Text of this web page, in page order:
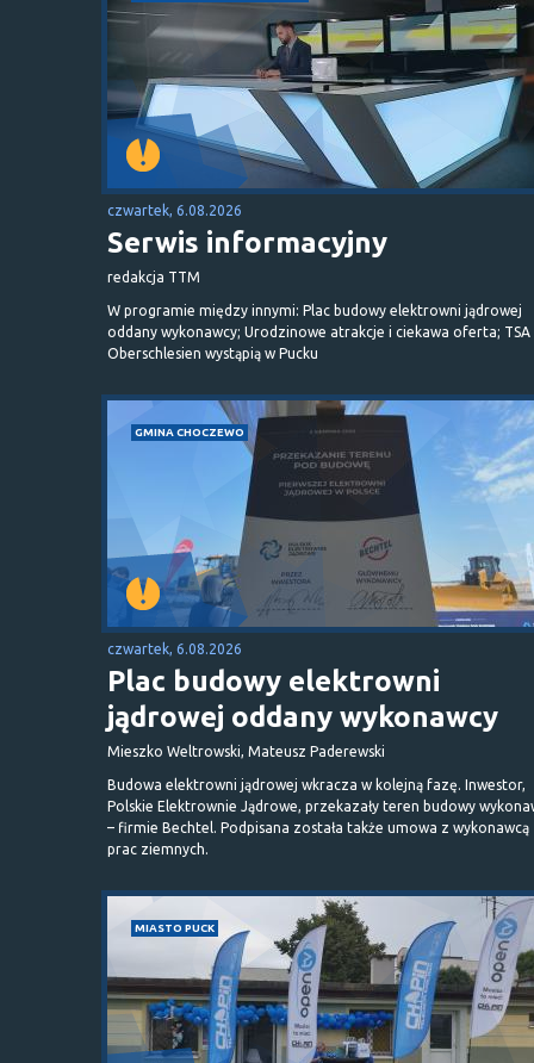
czwartek, 6.08.2026
Serwis informacyjny
redakcja TTM
W programie między innymi: Plac budowy elektrowni jądrowej
oddany wykonawcy; Urodzinowe atrakcje i ciekawa oferta; TSA
Oberschlesien wystąpią w Pucku
GMINA CHOCZEWO
czwartek, 6.08.2026
Plac budowy elektrowni
jądrowej oddany wykonawcy
Mieszko Weltrowski, Mateusz Paderewski
Budowa elektrowni jądrowej wkracza w kolejną fazę. Inwestor,
Polskie Elektrownie Jądrowe, przekazały teren budowy
– firmie Bechtel. Podpisana została także umowa z wykonawcą
prac ziemnych.
MIASTO PUCK